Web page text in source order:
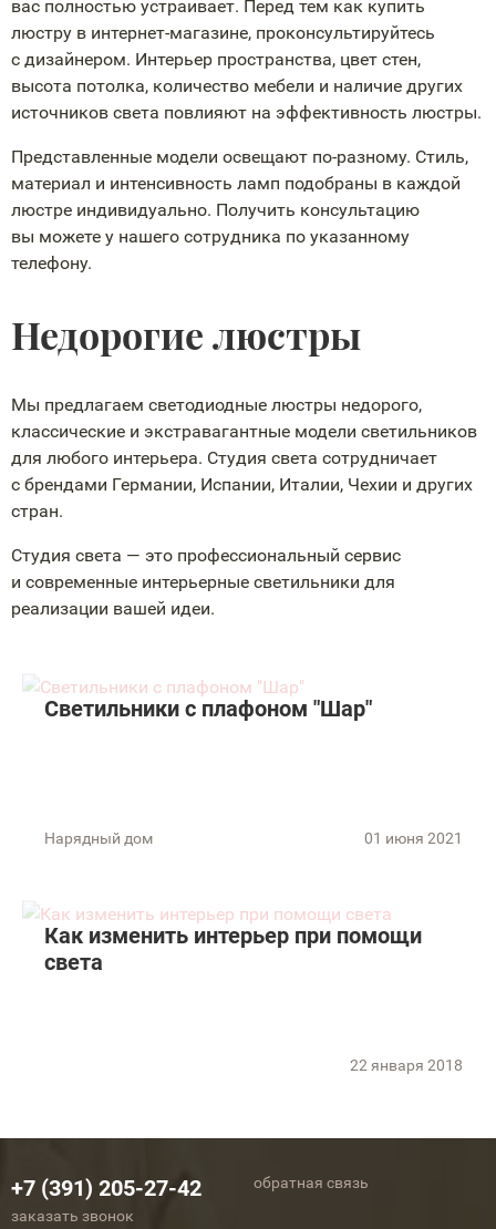
вас полностью устраивает. Перед тем как купить
люстру в интернет-магазине, проконсультируйтесь
с дизайнером. Интерьер пространства, цвет стен,
высота потолка, количество мебели и наличие других
источников света повлияют на эффективность люстры.
Представленные модели освещают по-разному. Стиль,
материал и интенсивность ламп подобраны в каждой
люстре индивидуально. Получить консультацию
вы можете у нашего сотрудника по указанному
телефону.
Недорогие люстры
Мы предлагаем светодиодные люстры недорого,
классические и экстравагантные модели светильников
для любого интерьера. Студия света сотрудничает
с брендами Германии, Испании, Италии, Чехии и других
стран.
Студия света — это профессиональный сервис
и современные интерьерные светильники для
реализации вашей идеи.
Светильники с плафоном "Шар"
Нарядный дом 01 июня 2021
Как изменить интерьер при помощи
света
22 января 2018
+7 (391) 205-27-42
заказать звонок
обратная связь